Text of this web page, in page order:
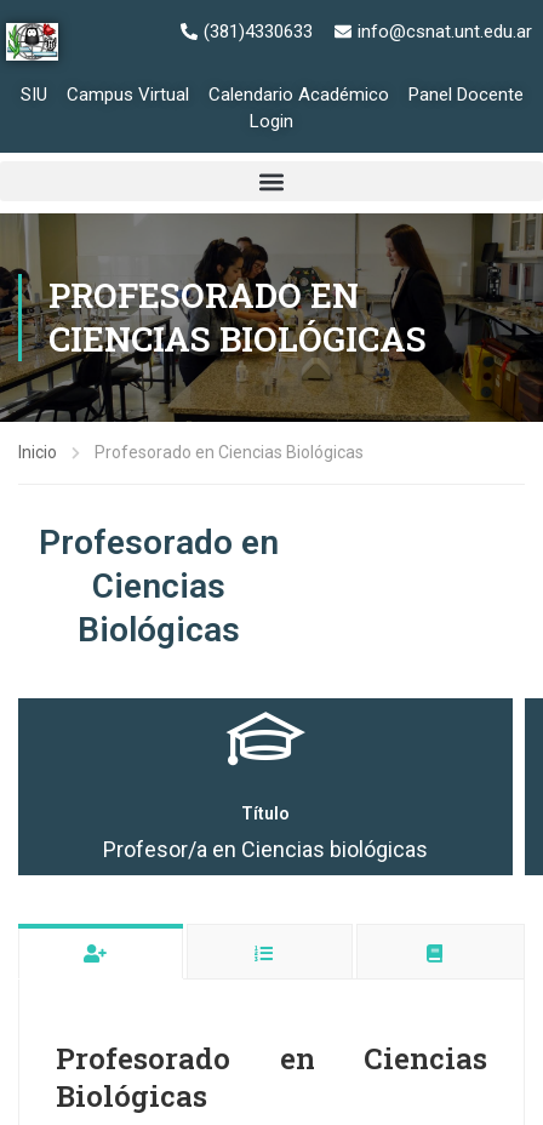
(381)4330633 info@csnat.unt.edu.ar
SIU Campus Virtual Calendario Académico
Panel Docente
Login
PROFESORADO EN
CIENCIAS BIOLÓGICAS
Inicio Profesorado en Ciencias Biológicas
Profesorado en
Ciencias
Biológicas
Título
Profesor/a en Ciencias biológicas
Profesorado en Ciencias
Biológicas